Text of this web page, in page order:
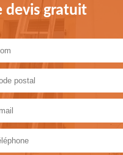
devis gratuit